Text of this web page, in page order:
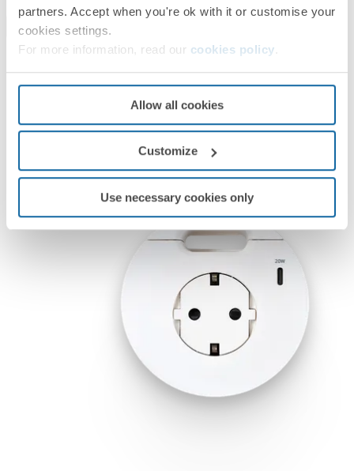
partners. Accept when you're ok with it or customise your
cookies settings.
For more information, read our cookies policy
Allow all cookies
Customize
Use necessary cookies only